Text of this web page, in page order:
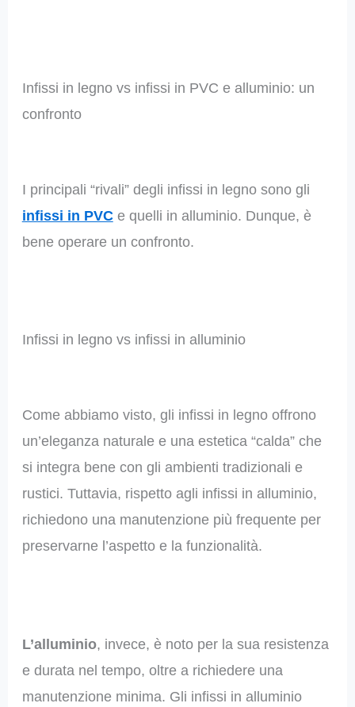
Infissi in legno vs infissi in PVC e alluminio: un
confronto
I principali “rivali” degli infissi in legno sono gli
infissi in PVCe quelli in alluminio. Dunque, è
bene operare un confronto.
Infissi in legno vs infissi in alluminio
Come abbiamo visto, gli infissi in legno offrono
un’eleganza naturale e una estetica “calda” che
si integra bene con gli ambienti tradizionali e
rustici. Tuttavia, rispetto agli infissi in alluminio,
richiedono una manutenzione più frequente per
preservarne l’aspetto e la funzionalità.
L’alluminio, invece, è noto per la sua resistenza
e durata nel tempo, oltre a richiedere una
manutenzione minima. Gli infissi in alluminio